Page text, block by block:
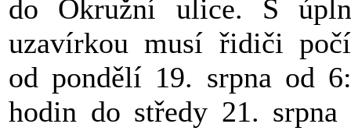
do Okružní ulice. S
uzavírkou musí řidiči
od pondělí 19. srpna od
hodin do středy 21. srpna